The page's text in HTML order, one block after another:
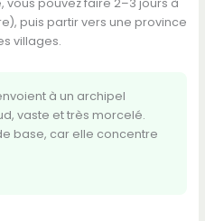
puis partir vers une province
villages.
à un archipel
vaste et très morcelé.
base, car elle concentre